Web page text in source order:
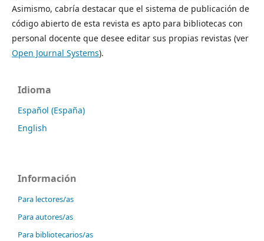
Asimismo, cabría destacar que el sistema de publicación de
código abierto de esta revista es apto para bibliotecas con
personal docente que desee editar sus propias revistas (ver
Open Journal Systems).
Idioma
Español (España)
English
Información
Para lectores/as
Para autores/as
Para bibliotecarios/as